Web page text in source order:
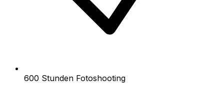
600 Stunden Fotoshooting